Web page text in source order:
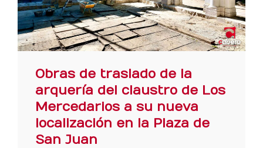
Obras de traslado de la
arquería del claustro de Los
Mercedarios a su nueva
localización en la Plaza de
San Juan